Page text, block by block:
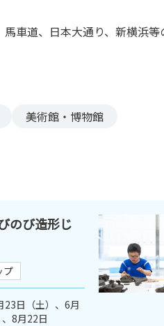
車道、日本大通り、新横浜等
美術館・博物館
のび造形じ
プ
23日（土）、6月
8月22日